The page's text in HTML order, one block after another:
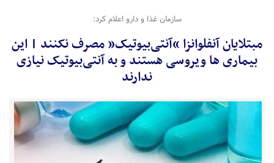
سازمان غذا و دارو اعلام کرد:
مبتلایان آنفلوانزا “آنتی‌بیوتیک” مصرف نکنند | این
بیماری‌ ها ویروسی هستند و به آنتی‌بیوتیک نیازی
ندارند